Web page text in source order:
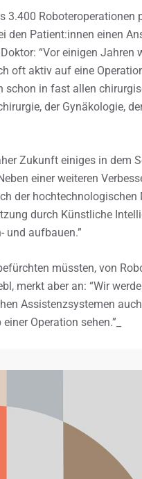
3.400 Roboteroperationen
den Patient:innen einen
“Vor einigen Jahren
oft aktiv auf eine
in fast allen
der Gynäkologie,
Zukunft einiges in dem
einer weiteren
der hochtechnologischen
durch Künstliche
und aufbauen.”
müssten, von
merkt aber an: “Wir
Assistenzsystemen
Operation sehen.”_